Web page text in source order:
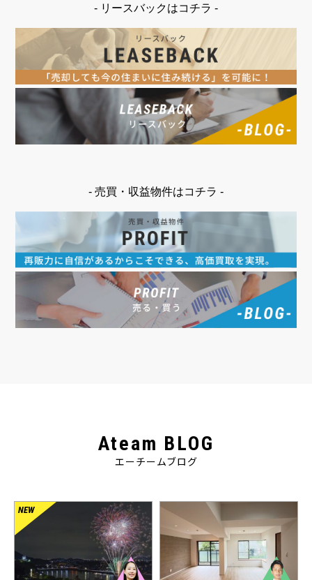
- リースバックはコチラ -
- 売買・収益物件はコチラ -
Ateam BLOG
エーチームブログ